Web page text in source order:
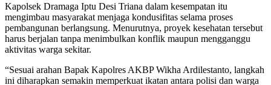
Kapolsek Dramaga Iptu Desi Triana dalam kesempatan itu
mengimbau masyarakat menjaga kondusifitas selama proses
pembangunan berlangsung. Menurutnya, proyek kesehatan tersebut
harus berjalan tanpa menimbulkan konflik maupun mengganggu
aktivitas warga sekitar.
“Sesuai arahan Bapak Kapolres AKBP Wikha Ardilestanto, langkah
ini diharapkan semakin memperkuat ikatan antara polisi dan warga